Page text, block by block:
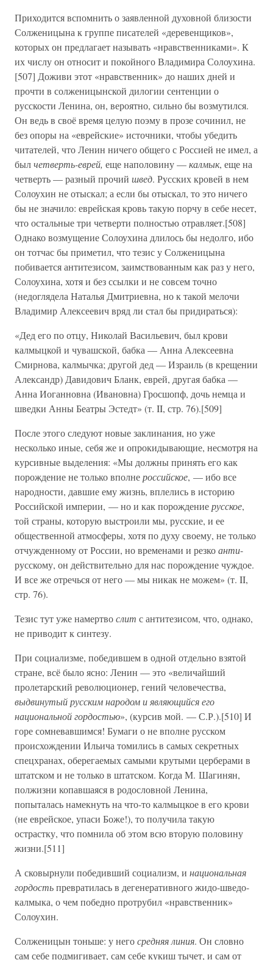
Приходится вспомнить о заявленной духовной близости
Солженицына к группе писателей «деревенщиков»,
которых он предлагает называть «нравственниками». К
их числу он относит и покойного Владимира Солоухина.
[507] Доживи этот «нравственник» до наших дней и
прочти в солженицынской дилогии сентенции о
русскости Ленина, он, вероятно, сильно бы возмутился.
Он ведь в своё время целую поэму в прозе сочинил, не
без опоры на «еврейские» источники, чтобы убедить
читателей, что Ленин ничего общего с Россией не имел, а
былчетверть-еврей, еще наполовину —калмык, еще на
четверть — разный прочий швед. Русских кровей в нем
Солоухин не отыскал; а если бы отыскал, то это ничего
бы не значило: еврейская кровь такую порчу в себе несет,
что остальные три четверти полностью отравляет.[508]
Однако возмущение Солоухина длилось бы недолго, ибо
он тотчас бы приметил, что тезис у Солженицына
побивается антитезисом, заимствованным как раз у него,
Солоухина, хотя и без ссылки и не совсем точно
(недоглядела Наталья Дмитриевна, но к такой мелочи
Владимир Алексеевич вряд ли стал бы придираться):
«Дед его по отцу, Николай Васильевич, был крови
калмыцкой и чувашской, бабка — Анна Алексеевна
Смирнова, калмычка; другой дед — Израиль (в крещении
Александр) Давидович Бланк, еврей, другая бабка —
Анна Иоганновна (Ивановна) Гросшопф, дочь немца и
шведки Анны Беатры Эстедт» (т. II, стр. 76).[509]
После этого следуют новые заклинания, но уже
несколько иные, себя же и опрокидывающие, несмотря на
курсивные выделения: «Мы должны принять его как
порождение не только вполнероссийское, — ибо все
народности, давшие ему жизнь, вплелись в историю
Российской империи, — но и как порождениерусское,
той страны, которую выстроили мы, русские, и ее
общественной атмосферы, хотя по духу своему, не только
отчужденному от России, но временами и резкоанти-
русскому, он действительно для нас порождение чуждое.
И все же отречься от него — мы никак не можем» (т. II,
стр. 76).
Тезис тут уже намертвослит с антитезисом, что, однако,
не приводит к синтезу.
При социализме, победившем в одной отдельно взятой
стране, всё было ясно: Ленин — это «величайший
пролетарский революционер, гений человечества,
выдвинутый русским народом и являющийся его
национальной гордостью», (курсив мой. — С.Р.).[510] И
горе сомневавшимся! Бумаги о не вполне русском
происхождении Ильича томились в самых секретных
спецхранах, оберегаемых самыми крутыми церберами в
штатском и не только в штатском. Когда М. Шагинян,
полжизни копавшаяся в родословной Ленина,
попыталась намекнуть на что-то калмыцкое в его крови
(не еврейское, упаси Боже!), то получила такую
острастку, что помнила об этом всю вторую половину
жизни.[511]
А сковырнули победивший социализм, и национальная
гордостьпревратилась в дегенеративного жидо-шведо-
калмыка, о чем победно протрубил «нравственник»
Солоухин.
Солженицын тоньше: у негосредняя линия. Он словно
сам себе подмигивает, сам себе кукиш тычет, и сам от